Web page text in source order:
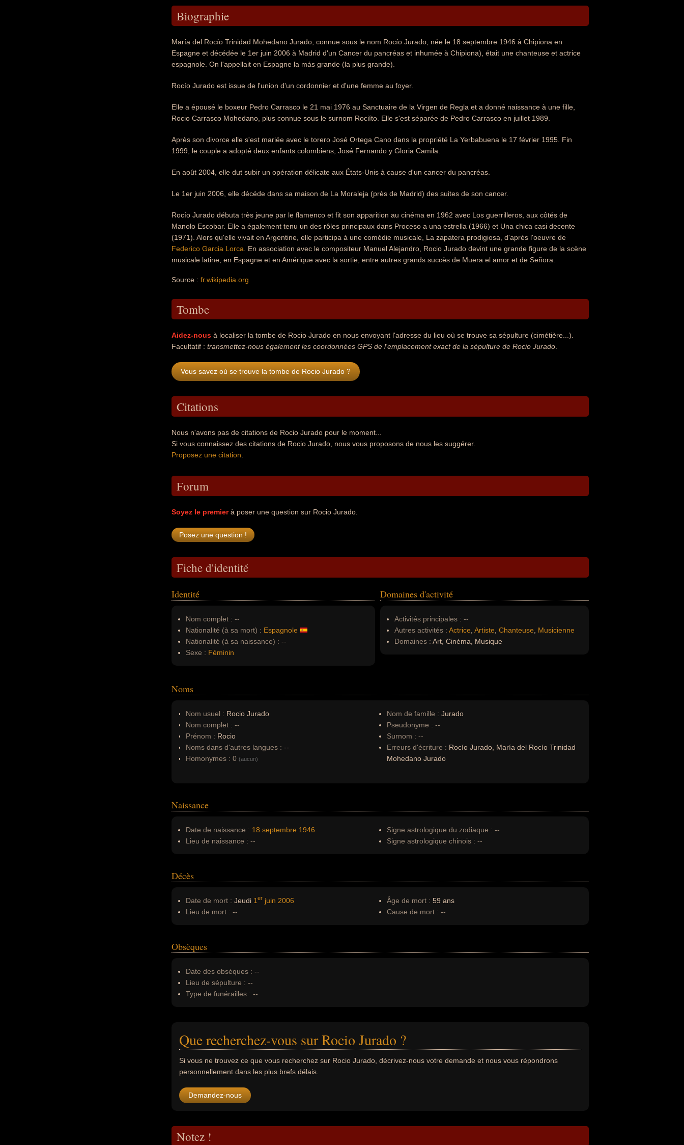
Biographie
María del Rocío Trinidad Mohedano Jurado, connue sous le nom Rocío Jurado, née le 18 septembre 1946 à Chipiona en
Espagne et décédée le 1er juin 2006 à Madrid d'un Cancer du pancréas et inhumée à Chipiona), était une chanteuse et actrice
espagnole. On l'appellait en Espagne la más grande (la plus grande).
Rocío Jurado est issue de l'union d'un cordonnier et d'une femme au foyer.
Elle a épousé le boxeur Pedro Carrasco le 21 mai 1976 au Sanctuaire de la Virgen de Regla et a donné naissance à une fille,
Rocio Carrasco Mohedano, plus connue sous le surnom Rociíto. Elle s'est séparée de Pedro Carrasco en juillet 1989.
Après son divorce elle s'est mariée avec le torero José Ortega Cano dans la propriété La Yerbabuena le 17 février 1995. Fin
1999, le couple a adopté deux enfants colombiens, José Fernando y Gloria Camila.
En août 2004, elle dut subir un opération délicate aux États-Unis à cause d'un cancer du pancréas.
Le 1er juin 2006, elle décéde dans sa maison de La Moraleja (près de Madrid) des suites de son cancer.
Rocío Jurado débuta très jeune par le flamenco et fit son apparition au cinéma en 1962 avec Los guerrilleros, aux côtés de
Manolo Escobar. Elle a également tenu un des rôles principaux dans Proceso a una estrella (1966) et Una chica casi decente
(1971). Alors qu'elle vivait en Argentine, elle participa à une comédie musicale, La zapatera prodigiosa, d'après l'oeuvre de
Federico Garcia Lorca . En association avec le compositeur Manuel Alejandro, Rocio Jurado devint une grande figure de la scène
musicale latine, en Espagne et en Amérique avec la sortie, entre autres grands succès de Muera el amor et de Señora.
Source : fr.wikipedia.org
Tombe
Aidez-nous à localiser la tombe de Rocio Jurado en nous envoyant l'adresse du lieu où se trouve sa sépulture (cimétière...).
Facultatif : transmettez-nous également les coordonnées GPS de l'emplacement exact de la sépulture de Rocio Jurado
Vous savez où se trouve la tombe de Rocio Jurado ?
Citations
Nous n'avons pas de citations de Rocio Jurado pour le moment...
Si vous connaissez des citations de Rocio Jurado, nous vous proposons de nous les suggérer.
Proposez une citation
Forum
Soyez le premierà poser une question sur Rocio Jurado.
Fiche d'identité
Identité
Nom complet : --
Nationalité (à sa mort) : Espagnole
Nationalité (à sa naissance) : --
Sexe : Féminin
Domaines d'activité
Activités principales : --
Autres activités : Actrice Artiste Chanteuse
Musicienne
Domaines : Art, Cinéma, Musique
Noms
Nom usuel : Rocio Jurado
Nom complet : --
Prénom : Rocio
Noms dans d'autres langues : --
Homonymes : 0 (aucun)
Nom de famille : Jurado
Pseudonyme : --
Surnom : --
Erreurs d'écriture : Rocío Jurado, María del Rocío Trinidad
Mohedano Jurado
Naissance
Date de naissance : 18 septembre 1946
Lieu de naissance : --
Signe astrologique du zodiaque : --
Signe astrologique chinois : --
Décès
Date de mort : Jeudi 1 er juin 2006
Lieu de mort : --
Âge de mort : 59 ans
Cause de mort : --
Obsèques
Date des obsèques : --
Lieu de sépulture : --
Type de funérailles : --
Que recherchez-vous sur Rocio Jurado ?
Si vous ne trouvez ce que vous recherchez sur Rocio Jurado, décrivez-nous votre demande et nous vous répondrons
personnellement dans les plus brefs délais.
Demandez-nous
Notez !